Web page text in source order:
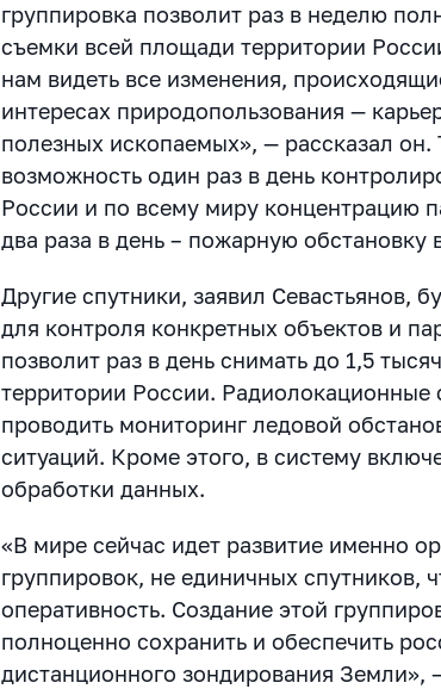
группировка позволит раз в неделю
съемки всей площади территории
нам видеть все изменения,
интересах природопользования —
полезных ископаемых», — рассказал он.
возможность один раз в день
России и по всему миру концентрацию
два раза в день – пожарную обстановку
Другие спутники, заявил Севастьянов,
для контроля конкретных объектов и
позволит раз в день снимать до 1,5
территории России. Радиолокационные
проводить мониторинг ледовой
ситуаций. Кроме этого, в систему
обработки данных.
«В мире сейчас идет развитие именно
группировок, не единичных спутников,
оперативность. Создание этой
полноценно сохранить и обеспечить
дистанционного зондирования Земли»,